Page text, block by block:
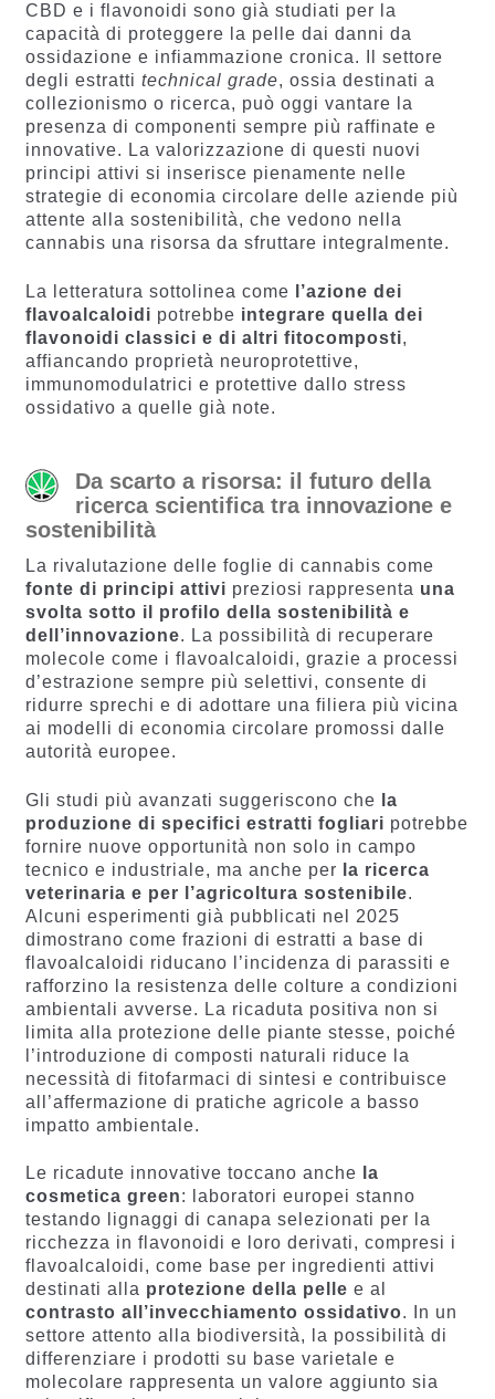
CBD e i flavonoidi sono già studiati per la
capacità di proteggere la pelle dai danni da
ossidazione e infiammazione cronica. Il settore
degli estratti technical grade, ossia destinati a
collezionismo o ricerca, può oggi vantare la
presenza di componenti sempre più raffinate e
innovative. La valorizzazione di questi nuovi
principi attivi si inserisce pienamente nelle
strategie di economia circolare delle aziende più
attente alla sostenibilità, che vedono nella
cannabis una risorsa da sfruttare integralmente.
La letteratura sottolinea come
l’azione dei
flavoalcaloidi potrebbe integrare quella dei
flavonoidi classici e di altri fitocomposti,
affiancando proprietà neuroprotettive,
immunomodulatrici e protettive dallo stress
ossidativo a quelle già note.
Da scarto a risorsa: il futuro della
ricerca scientifica tra innovazione e
sostenibilità
La rivalutazione delle foglie di cannabis come
fonte di principi attivi preziosi rappresenta una
svolta sotto il profilo della sostenibilità e
dell’innovazione. La possibilità di recuperare
molecole come i flavoalcaloidi, grazie a processi
d’estrazione sempre più selettivi, consente di
ridurre sprechi e di adottare una filiera più vicina
ai modelli di economia circolare promossi dalle
autorità europee.
Gli studi più avanzati suggeriscono che
la
produzione di specifici estratti fogliari potrebbe
fornire nuove opportunità non solo in campo
tecnico e industriale, ma anche per
la ricerca
veterinaria e per l’agricoltura sostenibile.
Alcuni esperimenti già pubblicati nel 2025
dimostrano come frazioni di estratti a base di
flavoalcaloidi riducano l’incidenza di parassiti e
rafforzino la resistenza delle colture a condizioni
ambientali avverse. La ricaduta positiva non si
limita alla protezione delle piante stesse, poiché
l’introduzione di composti naturali riduce la
necessità di fitofarmaci di sintesi e contribuisce
all’affermazione di pratiche agricole a basso
impatto ambientale.
Le ricadute innovative toccano anche
la
cosmetica green: laboratori europei stanno
testando lignaggi di canapa selezionati per la
ricchezza in flavonoidi e loro derivati, compresi i
flavoalcaloidi, come base per ingredienti attivi
destinati alla protezione della pelle e al
contrasto all’invecchiamento ossidativo. In un
settore attento alla biodiversità, la possibilità di
differenziare i prodotti su base varietale e
molecolare rappresenta un valore aggiunto sia